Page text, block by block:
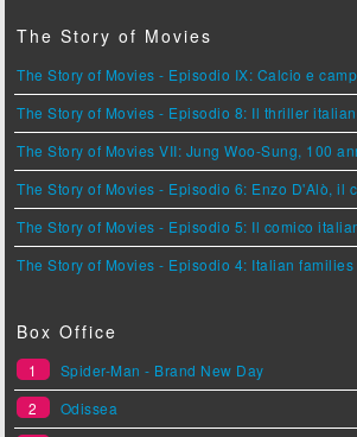
The Story of Movies
The Story of Movies - Episodio IX: Calcio e
The Story of Movies - Episodio 8: Il thriller
The Story of Movies VII: Jung Woo-Sung, 100
The Story of Movies - Episodio 6: Enzo D'Alò, il
The Story of Movies - Episodio 5: Il comico
The Story of Movies - Episodio 4: Italian families
Box Office
1
Spider-Man - Brand New Day
2
Odissea